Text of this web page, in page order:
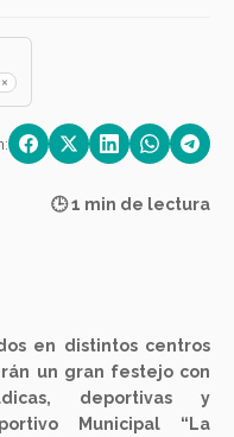
🕒 1 min de lectura
en distintos centros
un gran festejo con
deportivas y
Municipal “La